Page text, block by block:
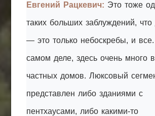
Евгений Рацкевич: Это тоже
таких больших заблуждений, что
— это только небоскребы, и
самом деле, здесь очень много
частных домов. Люксовый
представлен либо зданиями с
пентхаусами, либо какими-то